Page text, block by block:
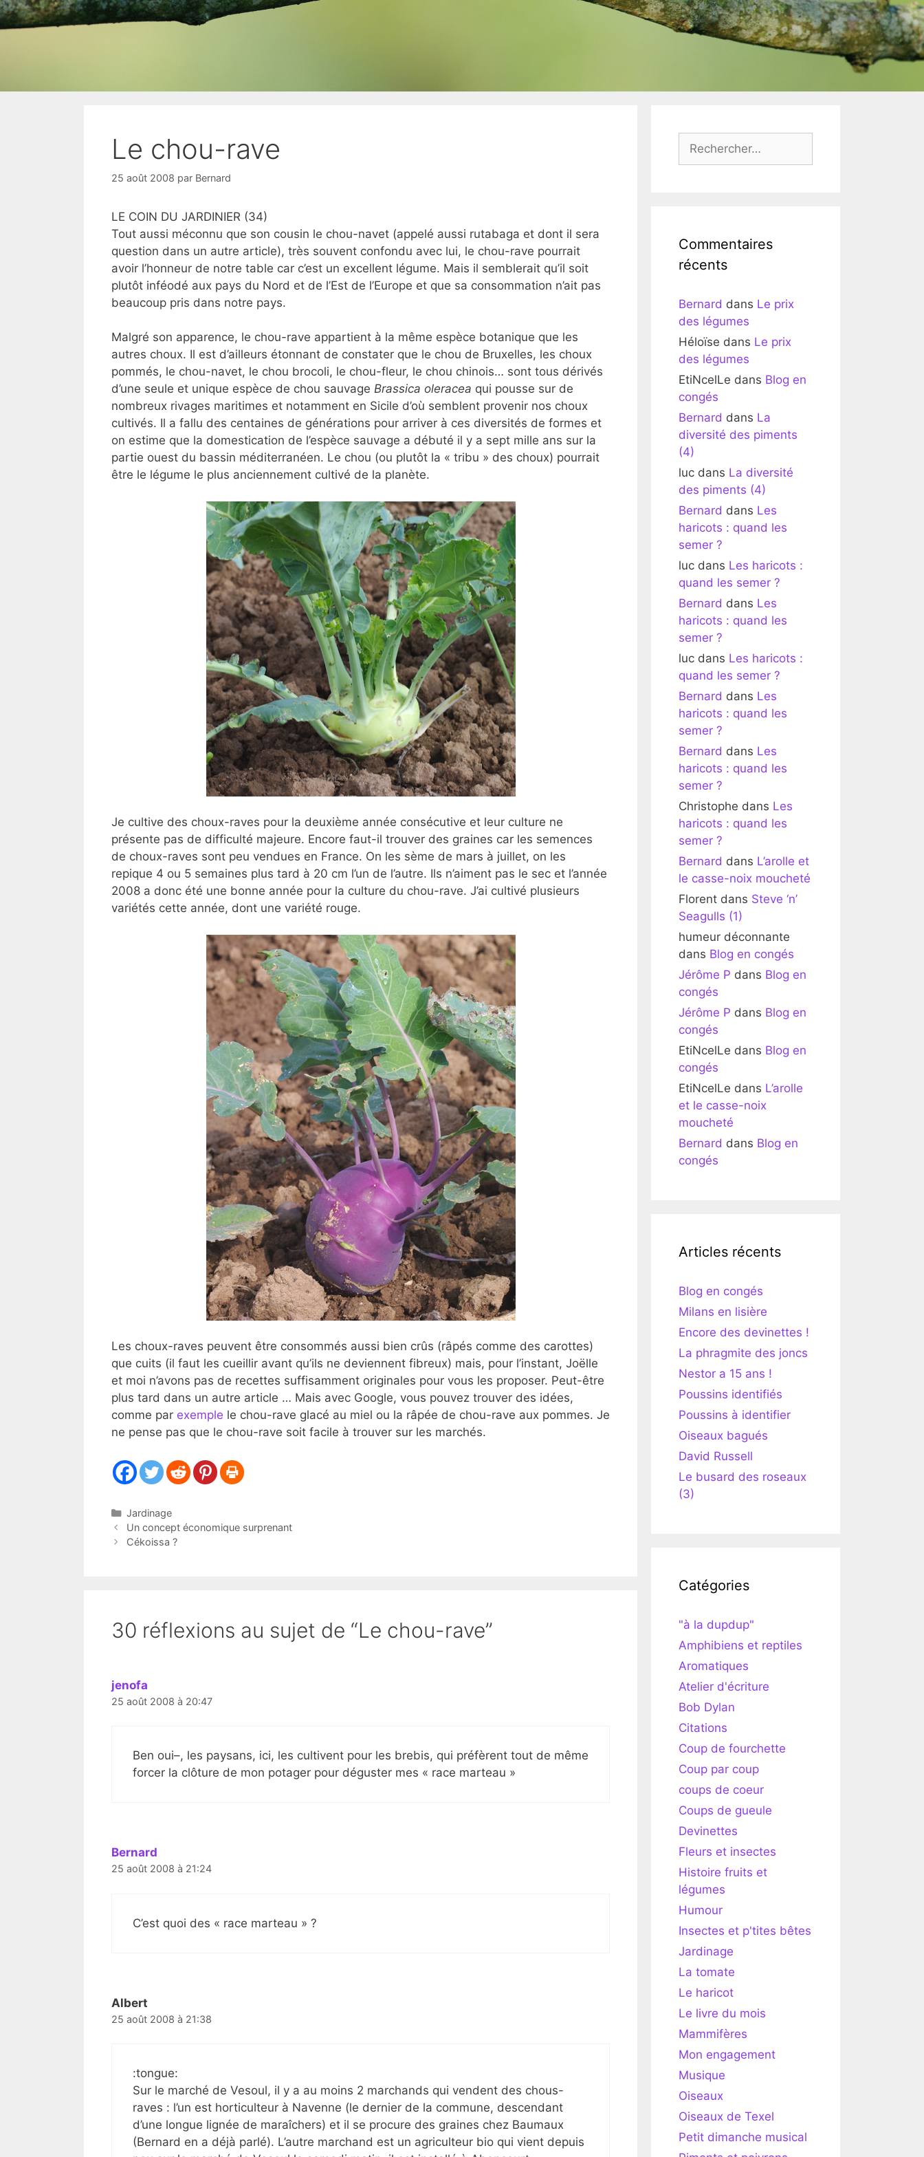
Le chou-rave
25 août 2008 par Bernard
LE COIN DU JARDINIER (34)
Tout aussi méconnu que son cousin le chou-navet (appelé aussi rutabaga et dont il sera
question dans un autre article), très souvent confondu avec lui, le chou-rave pourrait
avoir l’honneur de notre table car c’est un excellent légume. Mais il semblerait qu’il soit
plutôt inféodé aux pays du Nord et de l’Est de l’Europe et que sa consommation n’ait pas
beaucoup pris dans notre pays.
Malgré son apparence, le chou-rave appartient à la même espèce botanique que les
autres choux. Il est d’ailleurs étonnant de constater que le chou de Bruxelles, les choux
pommés, le chou-navet, le chou brocoli, le chou-fleur, le chou chinois… sont tous dérivés
d’une seule et unique espèce de chou sauvage Brassica oleracea qui pousse sur de
nombreux rivages maritimes et notamment en Sicile d’où semblent provenir nos choux
cultivés. Il a fallu des centaines de générations pour arriver à ces diversités de formes et
on estime que la domestication de l’espèce sauvage a débuté il y a sept mille ans sur la
partie ouest du bassin méditerranéen. Le chou (ou plutôt la « tribu » des choux) pourrait
être le légume le plus anciennement cultivé de la planète.
Je cultive des choux-raves pour la deuxième année consécutive et leur culture ne
présente pas de difficulté majeure. Encore faut-il trouver des graines car les semences
de choux-raves sont peu vendues en France. On les sème de mars à juillet, on les
repique 4 ou 5 semaines plus tard à 20 cm l’un de l’autre. Ils n’aiment pas le sec et l’année
2008 a donc été une bonne année pour la culture du chou-rave. J’ai cultivé plusieurs
variétés cette année, dont une variété rouge.
Les choux-raves peuvent être consommés aussi bien crûs (râpés comme des carottes)
que cuits (il faut les cueillir avant qu’ils ne deviennent fibreux) mais, pour l’instant, Joëlle
et moi n’avons pas de recettes suffisamment originales pour vous les proposer. Peut-être
plus tard dans un autre article … Mais avec Google, vous pouvez trouver des idées,
comme par exemple le chou-rave glacé au miel ou la râpée de chou-rave aux pommes. Je
ne pense pas que le chou-rave soit facile à trouver sur les marchés.
Catégories
Jardinage
Un concept économique surprenant
Cékoissa ?
30 réflexions au sujet de “Le chou-rave”
jenofa
25 août 2008 à 20:47
Ben oui–, les paysans, ici, les cultivent pour les brebis, qui préfèrent tout de même
forcer la clôture de mon potager pour déguster mes « race marteau »
Bernard
25 août 2008 à 21:24
C’est quoi des « race marteau » ?
Albert
25 août 2008 à 21:38
:tongue:
Sur le marché de Vesoul, il y a au moins 2 marchands qui vendent des chous-
raves : l’un est horticulteur à Navenne (le dernier de la commune, descendant
d’une longue lignée de maraîchers) et il se procure des graines chez Baumaux
(Bernard en a déjà parlé). L’autre marchand est un agriculteur bio qui vient depuis
Commentaires
récents
Bernard dans Le prix
des légumes
Héloïse dans Le prix
des légumes
EtiNcelLe dans Blog en
congés
Bernard dans La
diversité des piments
(4)
luc dans La diversité
des piments (4)
Bernard dans Les
haricots : quand les
semer ?
luc dans Les haricots :
quand les semer ?
Bernard dans Les
haricots : quand les
semer ?
luc dans Les haricots :
quand les semer ?
Bernard dans Les
haricots : quand les
semer ?
Bernard dans Les
haricots : quand les
semer ?
Christophe dans Les
haricots : quand les
semer ?
Bernard dans L’arolle et
le casse-noix moucheté
Florent dans Steve ‘n’
Seagulls (1)
humeur déconnante
dans Blog en congés
Jérôme P dans Blog en
congés
Jérôme P dans Blog en
congés
EtiNcelLe dans Blog en
congés
EtiNcelLe dans L’arolle
et le casse-noix
moucheté
Bernard dans Blog en
congés
Articles récents
Blog en congés
Milans en lisière
Encore des devinettes !
La phragmite des joncs
Nestor a 15 ans !
Poussins identifiés
Poussins à identifier
Oiseaux bagués
David Russell
Le busard des roseaux
(3)
Catégories
"à la dupdup"
Amphibiens et reptiles
Aromatiques
Atelier d'écriture
Bob Dylan
Citations
Coup de fourchette
Coup par coup
coups de coeur
Coups de gueule
Devinettes
Fleurs et insectes
Histoire fruits et
légumes
Humour
Insectes et p'tites bêtes
Jardinage
La tomate
Le haricot
Le livre du mois
Mammifères
Mon engagement
Musique
Oiseaux
Oiseaux de Texel
Petit dimanche musical